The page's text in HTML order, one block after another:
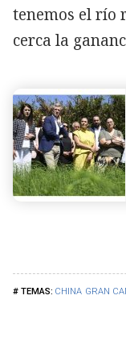
CHINA GRAN
tenemos el río
cerca la